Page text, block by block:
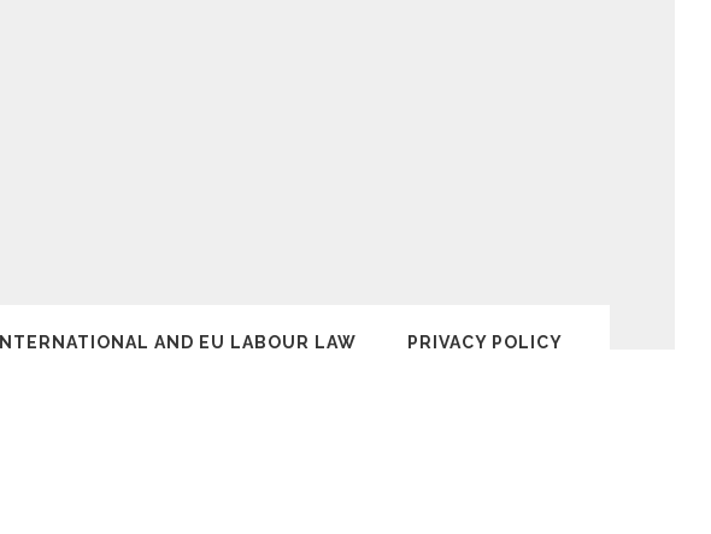
INTERNATIONAL AND EU LABOUR LAW PRIVACY POLICY